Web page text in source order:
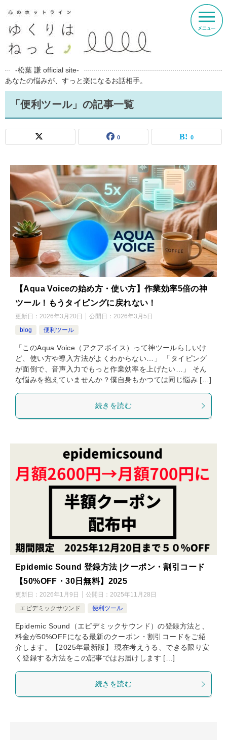
-松葉 謙 official site-
あなたの悩みが、すっと楽になるお話相手。
「便利ツール」の記事一覧
0 0
【Aqua Voiceの始め方・使い方】作業効率5倍の神
ツール！もうタイピングに戻れない！
更新日： 2026年3月20日 公開日： 2026年3月5日
blog
便利ツール
「このAqua Voice（アクアボイス）って神ツールらしいけ
ど、使い方や導入方法がよくわからない…」 「タイピング
が面倒で、音声入力でもっと作業効率を上げたい…」 そん
な悩みを抱えていませんか？僕自身もかつては同じ悩み […]
続きを読む
Epidemic Sound 登録方法 |クーポン・割引コード
【50%OFF・30日無料】2025
更新日： 2026年1月9日 公開日： 2025年11月28日
エピデミックサウンド
便利ツール
Epidemic Sound（エピデミックサウンド）の登録方法と、
料金が50%OFFになる最新のクーポン・割引コードをご紹
介します。【2025年最新版】 現在考えうる、できる限り安
く登録する方法をこの記事ではお届けします […]
続きを読む